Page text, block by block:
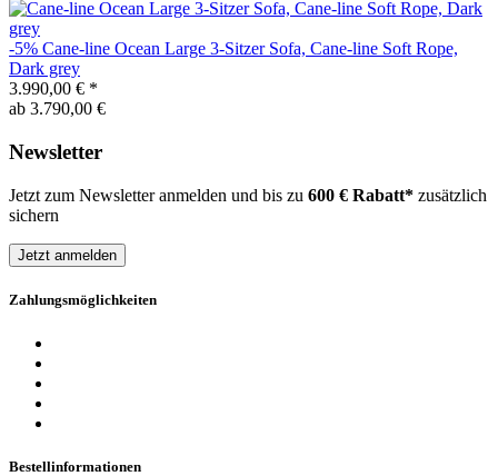
-5% Cane-line Ocean Large 3-Sitzer Sofa, Cane-line Soft Rope,
Dark grey
3.990,00 € *
ab 3.790,00 €
Newsletter
Jetzt zum Newsletter anmelden und bis zu 600 € Rabatt* zusätzlich
sichern
Jetzt anmelden
Zahlungsmöglichkeiten
Bestellinformationen